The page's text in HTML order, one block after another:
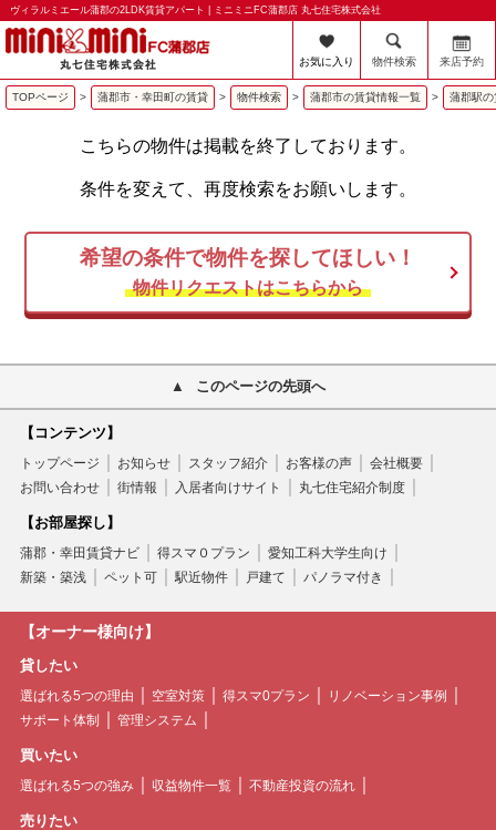
ヴィラルミエール蒲郡の2LDK賃貸アパート | ミニミニFC蒲郡店 丸七住宅株式会社
お気に入り 物件検索 来店予約
TOPページ > 蒲郡市・幸田町の賃貸 > 物件検索 > 蒲郡市の賃貸情報一覧 > 蒲郡駅
こちらの物件は掲載を終了しております。
条件を変えて、再度検索をお願いします。
希望の条件で物件を探してほしい！
物件リクエストはこちらから
このページの先頭へ
【コンテンツ】
トップページ お知らせ スタッフ紹介 お客様の声
会社概要
お問い合わせ
街情報 入居者向けサイト 丸七住宅紹介制度
【お部屋探し】
蒲郡・幸田賃貸ナビ 得スマ０プラン
愛知工科大学生向け
新築・築浅
ペット可 駅近物件 戸建て パノラマ付き
【オーナー様向け】
貸したい
選ばれる5つの理由 空室対策 得スマ0プラン
リノベーション事例
サポート体制
管理システム
買いたい
選ばれる5つの強み 収益物件一覧 不動産投資の流れ
売りたい